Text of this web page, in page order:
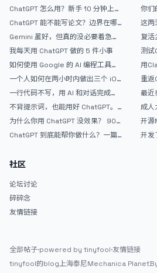
ChatGPT 怎么用？新手 10 分钟上手
指南
ChatGPT 能不能写论文？边界在哪
里
Gemini 虽好，但真的没必要着急放
弃 ChatGPT
我每天用 ChatGPT 做的 5 件小事
如何使用 Google 的 AI 编程工具
AntiGravity：独立开发者的新时代
武器
一个人如何在两小时内做出三个 iOS
APP？｜AntiGravity + Gemini 3 实
战完整记录
一行代码不写，用 AI 和对话完成一
个完整网站：《图书天堂》实战记录
不背提示词，也能用好 ChatGPT。
一个万能提问模板
为什么你用 ChatGPT 没效果？ 90%
的人第一步就问错了
ChatGPT 到底能帮你做什么？一篇
你们
戒断
这两
论坛
复
测
用
的爽
重
最近
效果
成人
考软
谢谢
开
开发
社区
论坛讨论
碎碎念
友情链接
全部帖子·powered by tinyfool·友情链接
tinyfool的blog上海泰尼Mechanica Planet